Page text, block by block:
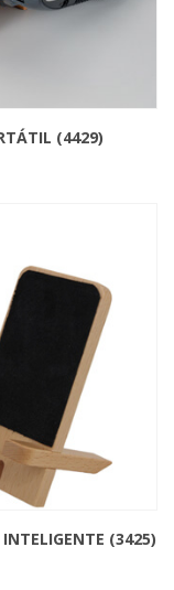
(4429)
(3425)